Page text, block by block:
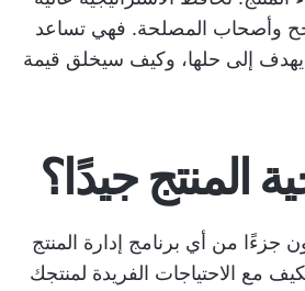
وأصحاب المصلحة. فهي تساعد
يهدف إلى حلها، وكيف سيخلق قيمة
المنتج جيدًا؟
جزءًا من أي برنامج إدارة المنتج
مع الاحتياجات الفريدة لمنتجك